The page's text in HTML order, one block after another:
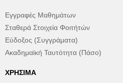
Εγγραφές Μαθημάτων
Σταθερά Στοιχεία Φοιτήτών
Εύδοξος (Συγγράματα)
Ακαδημαϊκή Ταυτότητα (Πάσο)
ΧΡΉΣΙΜΑ